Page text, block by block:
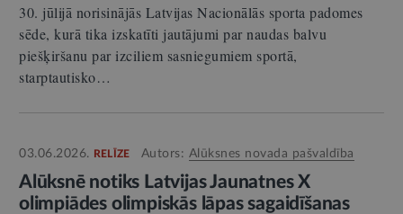
30. jūlijā norisinājās Latvijas Nacionālās sporta padomes
sēde, kurā tika izskatīti jautājumi par naudas balvu
piešķiršanu par izciliem sasniegumiem sportā,
starptautisko…
03.06.2026. RELĪZE Autors: Alūksnes novada pašvaldība
Alūksnē notiks Latvijas Jaunatnes X
olimpiādes olimpiskās lāpas sagaidīšanas